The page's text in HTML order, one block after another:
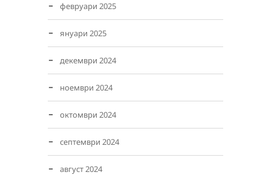
февруари 2025
януари 2025
декември 2024
ноември 2024
октомври 2024
септември 2024
август 2024